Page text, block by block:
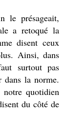
le présageait,
a retoqué la
disent ceux
Ainsi, dans
surtout pas
la norme.
quotidien
du côté de